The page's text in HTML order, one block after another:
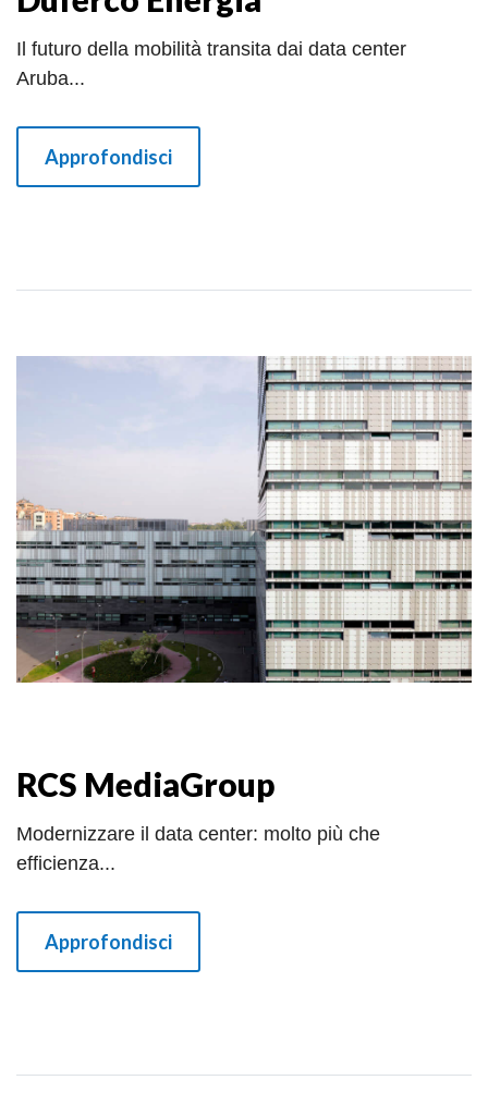
Il futuro della mobilità transita dai data center
Aruba...
Approfondisci
RCS MediaGroup
Modernizzare il data center: molto più che
efficienza...
Approfondisci